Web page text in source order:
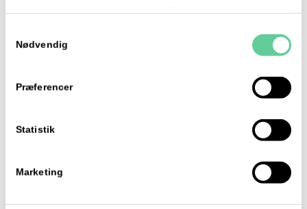
Se Cookie & Privatlivspolitik
Nødvendig
Præferencer
Statistik
Marketing
Prøveteori